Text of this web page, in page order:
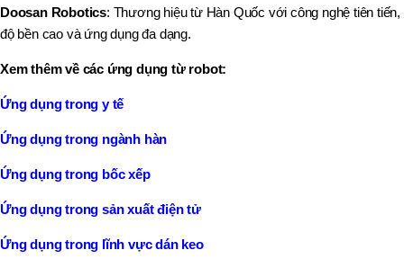
Doosan Robotics: Thương hiệu từ Hàn Quốc với công nghệ tiên tiến,
độ bền cao và ứng dụng đa dạng.
Xem thêm về các ứng dụng từ robot:
Ứng dụng trong y tế
Ứng dụng trong ngành hàn
Ứng dụng trong bốc xếp
Ứng dụng trong sản xuất điện tử
Ứng dụng trong lĩnh vực dán keo